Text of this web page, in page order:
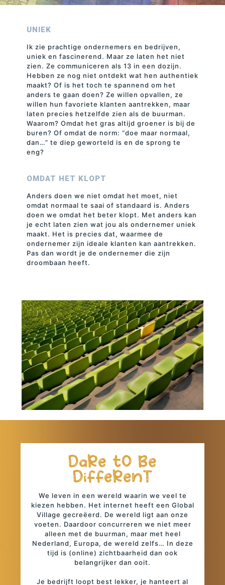
UNIEK
Ik zie prachtige ondernemers en bedrijven,
uniek en fascinerend. Maar ze laten het niet
zien. Ze communiceren als 13 in een dozijn.
Hebben ze nog niet ontdekt wat hen authentiek
maakt? Of is het toch te spannend om het
anders te gaan doen? Ze willen opvallen, ze
willen hun favoriete klanten aantrekken, maar
laten precies hetzelfde zien als de buurman.
Waarom? Omdat het gras altijd groener is bij de
buren? Of omdat de norm: “doe maar normaal,
dan…” te diep geworteld is en de sprong te
eng?
OMDAT HET KLOPT
Anders doen we niet omdat het moet, niet
omdat normaal te saai of standaard is. Anders
doen we omdat het beter klopt. Met anders kan
je echt laten zien wat jou als ondernemer uniek
maakt. Het is precies dat, waarmee de
ondernemer zijn ideale klanten kan aantrekken.
Pas dan wordt je de ondernemer die zijn
droombaan heeft.
DaRe tO Be
DiffeRenT
We leven in een wereld waarin we veel te
kiezen hebben. Het internet heeft een Global
Village gecreëerd. De wereld ligt aan onze
voeten. Daardoor concurreren we niet meer
alleen met de buurman, maar met heel
Nederland, Europa, de wereld zelfs… In deze
tijd is (online) zichtbaarheid dan ook
belangrijker dan ooit.
Je bedrijft loopt best lekker, je hanteert al